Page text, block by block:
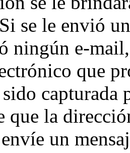
se le envió
ningún e-
que
que la
un